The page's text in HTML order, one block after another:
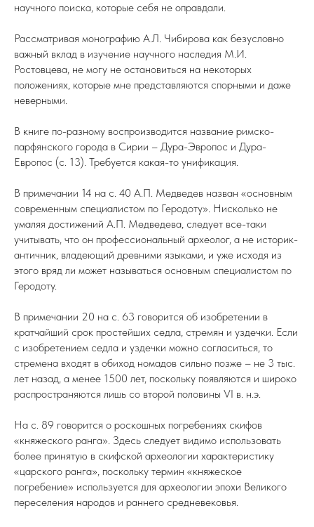
научного поиска, которые себя не оправдали.
Рассматривая монографию А.Л. Чибирова как безусловно
важный вклад в изучение научного наследия М.И.
Ростовцева, не могу не остановиться на некоторых
положениях, которые мне представляются спорными и даже
неверными.
В книге по-разному воспроизводится название римско-
парфянского города в Сирии – Дура-Эвропос и Дура-
Европос (с. 13). Требуется какая-то унификация.
В примечании 14 на с. 40 А.П. Медведев назван «основным
современным специалистом по Геродоту». Нисколько не
умаляя достижений А.П. Медведева, следует все-таки
учитывать, что он профессиональный археолог, а не историк-
античник, владеющий древними языками, и уже исходя из
этого вряд ли может называться основным специалистом по
Геродоту.
В примечании 20 на с. 63 говорится об изобретении в
кратчайший срок простейших седла, стремян и уздечки. Если
с изобретением седла и уздечки можно согласиться, то
стремена входят в обиход номадов сильно позже – не 3 тыс.
лет назад, а менее 1500 лет, поскольку появляются и широко
распространяются лишь со второй половины VI в. н.э.
На с. 89 говорится о роскошных погребениях скифов
«княжеского ранга». Здесь следует видимо использовать
более принятую в скифской археологии характеристику
«царского ранга», поскольку термин «княжеское
погребение» используется для археологии эпохи Великого
переселения народов и раннего средневековья.